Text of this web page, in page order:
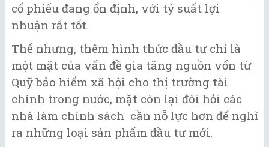
cổ phiếu đang ổn định, với tỷ suất lợi
nhuận rất tốt.
Thế nhưng, thêm hình thức đầu tư chỉ là
một mặt của vấn đề gia tăng nguồn vốn từ
Quỹ bảo hiểm xã hội cho thị trường tài
chính trong nước, mặt còn lại đòi hỏi các
nhà làm chính sách cần nỗ lực hơn để nghĩ
ra những loại sản phẩm đầu tư mới.